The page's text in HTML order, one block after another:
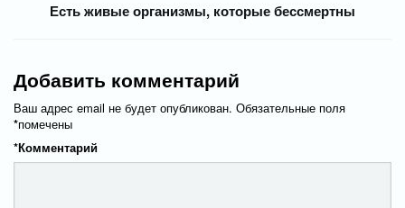
Есть живые организмы, которые бессмертны
Добавить комментарий
Ваш адрес email не будет опубликован. Обязательные поля
помечены
*
Комментарий
*